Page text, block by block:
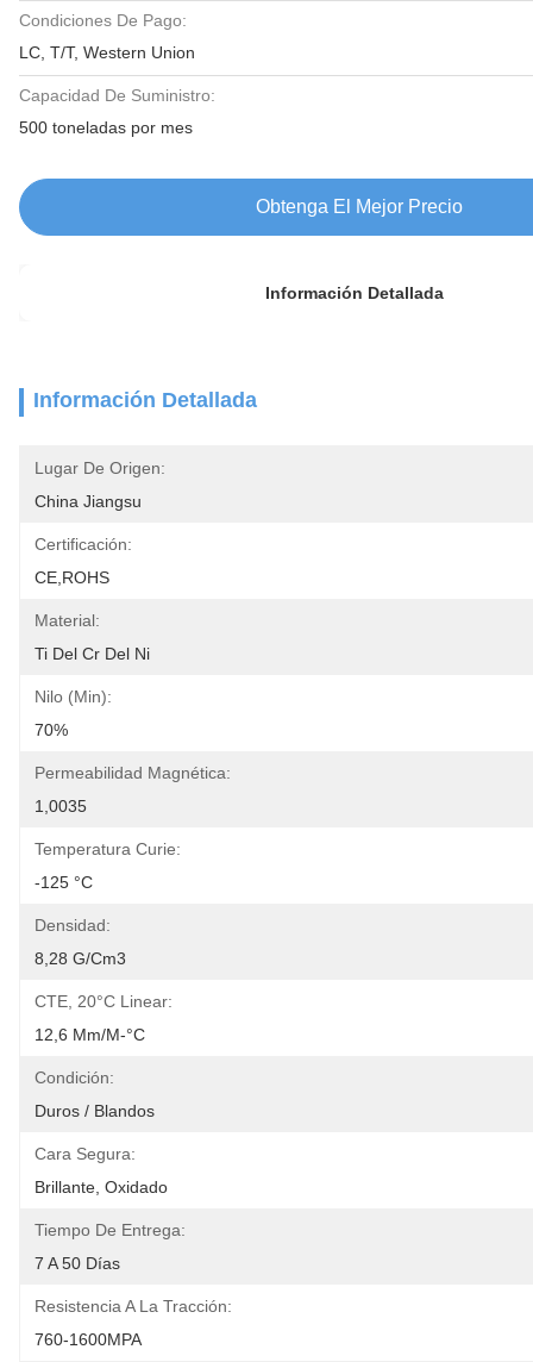
Condiciones De Pago:
LC, T/T, Western Union
Capacidad De Suministro:
500 toneladas por mes
Obtenga El Mejor Precio
Información Detallada
Información Detallada
Lugar De Origen:
China Jiangsu
Certificación:
CE,ROHS
Material:
Ti Del Cr Del Ni
Nilo (min):
70%
Permeabilidad Magnética:
1,0035
Temperatura Curie:
-125 °C
Densidad:
8,28 G/cm3
CTE, 20°C Linear:
12,6 Μm/m-°C
Condición:
Duros / Blandos
Cara Segura:
Brillante, Oxidado
Tiempo De Entrega:
7 A 50 Días
Resistencia A La Tracción:
760-1600MPA